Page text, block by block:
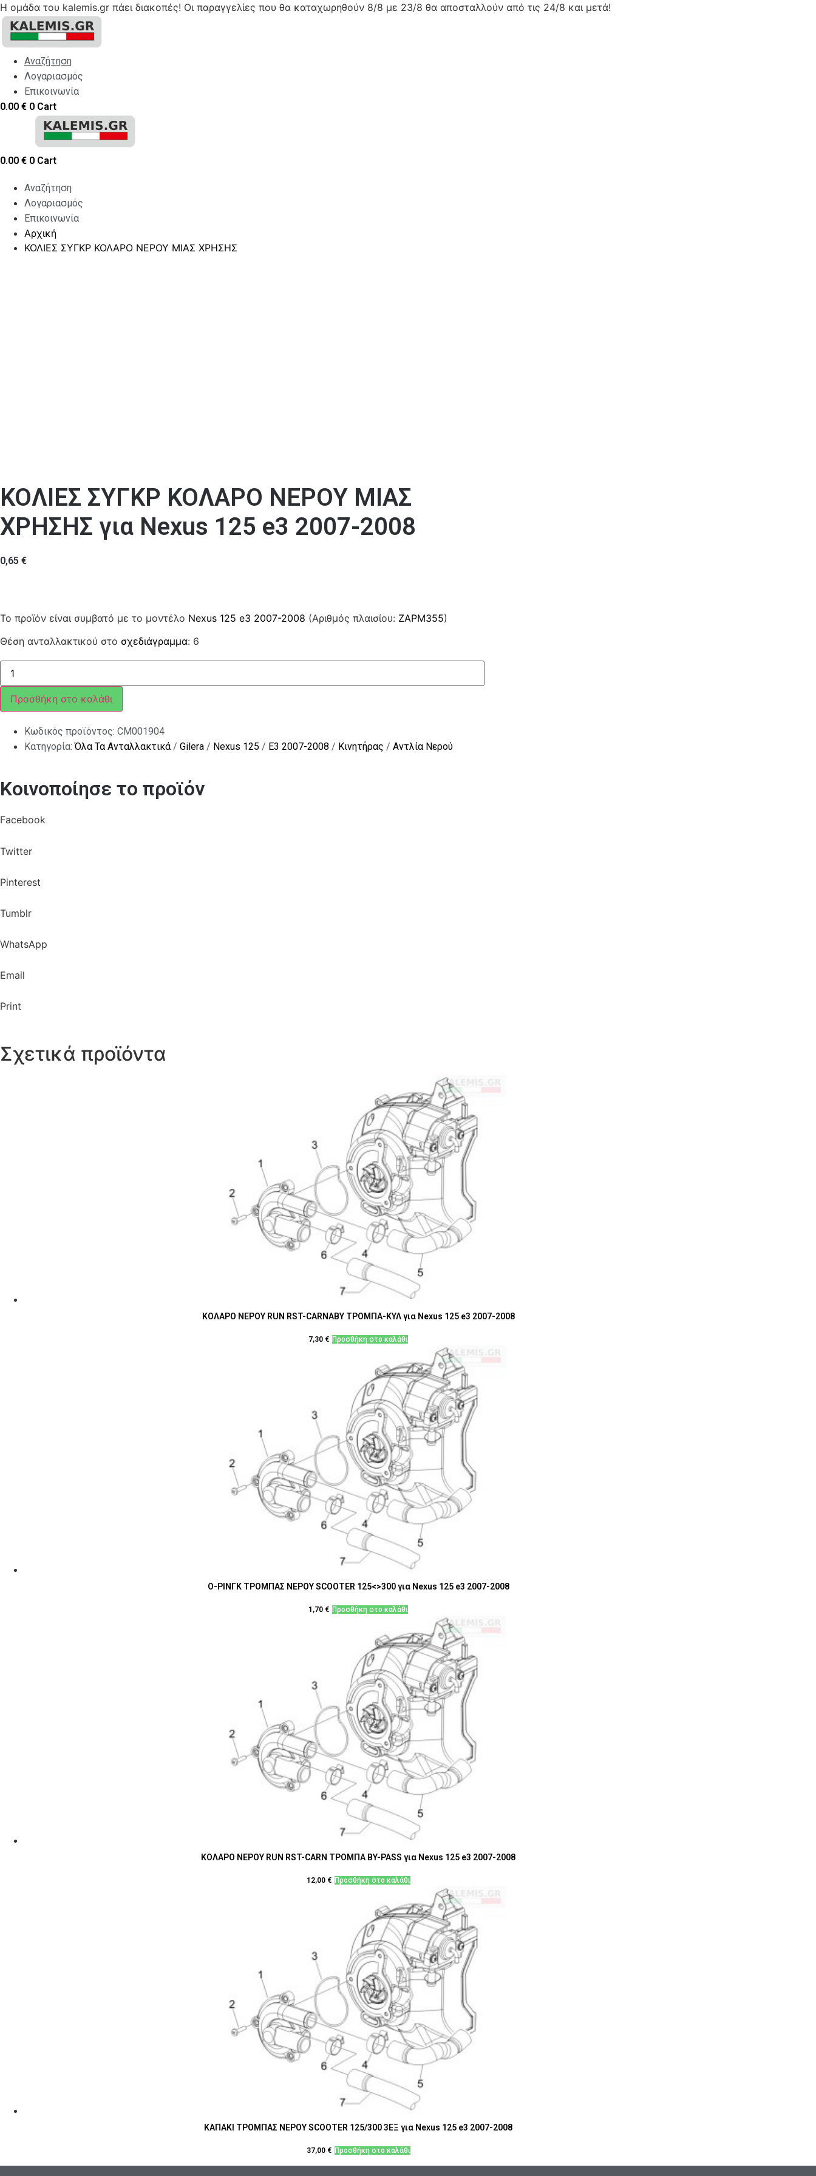
Η ομάδα του kalemis.gr πάει διακοπές! Οι παραγγελίες που θα καταχωρηθούν 8/8 με 23/8 θα αποσταλλούν από τις 24/8 και μετά!
Skip
content
Αναζήτηση
Λογαριασμός
Επικοινωνία
0.00 € 0 Cart
0.00 € 0 Cart
Αναζήτηση
Λογαριασμός
Επικοινωνία
Αρχική
ΚΟΛΙΕΣ ΣΥΓΚΡ ΚΟΛΑΡΟ ΝΕΡΟΥ ΜΙΑΣ ΧΡΗΣΗΣ
ΚΟΛΙΕΣ ΣΥΓΚΡ ΚΟΛΑΡΟ ΝΕΡΟΥ ΜΙΑΣ
ΧΡΗΣΗΣ για Nexus 125 e3 2007-2008
0,65 €
Το προϊόν είναι συμβατό με το μοντέλο Nexus 125 e3 2007-2008 (Αριθμός πλαισίου: ZAPM355)
Θέση ανταλλακτικού στο σχεδιάγραμμα: 6
ΚΟΛΙΕΣ
ΣΥΓΚΡ
ΚΟΛΑΡΟ
ΝΕΡΟΥ
ΜΙΑΣ
ΧΡΗΣΗΣ
Προσθήκη στο καλάθι
Κωδικός προϊόντος: CM001904
Κατηγορία:Όλα Τα Ανταλλακτικά/ Gilera / Nexus 125 / E3 2007-2008 / Κινητήρας / Αντλία Νερού
Κοινοποίησε το προϊόν
Facebook
Twitter
Pinterest
Tumblr
WhatsApp
Email
Print
Σχετικά προϊόντα
ΚΟΛΑΡΟ ΝΕΡΟΥ RUN RST-CARNABY ΤΡΟΜΠΑ-ΚΥΛ για Nexus 125 e3 2007-2008
7,30 € Προσθήκη στο καλάθι
Ο-ΡΙΝΓΚ ΤΡΟΜΠΑΣ ΝΕΡΟΥ SCOOTER 125<>300 για Nexus 125 e3 2007-2008
1,70 € Προσθήκη στο καλάθι
ΚΟΛΑΡΟ ΝΕΡΟΥ RUN RST-CARN ΤΡΟΜΠΑ ΒY-PASS για Nexus 125 e3 2007-2008
12,00 € Προσθήκη στο καλάθι
ΚΑΠΑΚΙ ΤΡΟΜΠΑΣ ΝΕΡΟΥ SCOOTER 125/300 3ΕΞ για Nexus 125 e3 2007-2008
37,00 € Προσθήκη στο καλάθι